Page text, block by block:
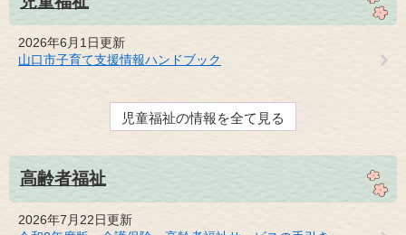
2026年6月1日更新
山口市子育て支援情報ハンドブック
児童福祉の情報を全て見る
高齢者福祉
2026年7月22日更新